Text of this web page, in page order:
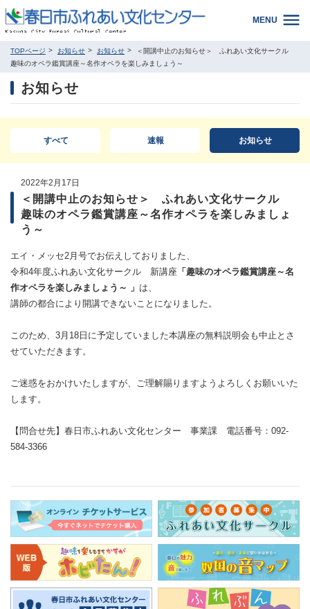
MENU
TOPページ お知らせ お知らせ
＜開講中止のお知らせ＞ ふれあい文化サークル
趣味のオペラ鑑賞講座～名作オペラを楽しみましょう～
お知らせ
すべて 速報 お知らせ
2022年2月17日
＜開講中止のお知らせ＞ ふれあい文化サークル
趣味のオペラ鑑賞講座～名作オペラを楽しみましょ
う～
エイ・メッセ2月号でお伝えしておりました、
令和4年度ふれあい文化サークル 新講座 「趣味のオペラ鑑賞講座～名
作オペラを楽しみましょう～ 」 は、
講師の都合により開講できないことになりました。
このため、3月18日に予定していました本講座の無料説明会も中止とさ
せていただきます。
ご迷惑をおかけいたしますが、ご理解賜りますようよろしくお願いいた
します。
【問合せ先】春日市ふれあい文化センター 事業課 電話番号：092-
584-3366